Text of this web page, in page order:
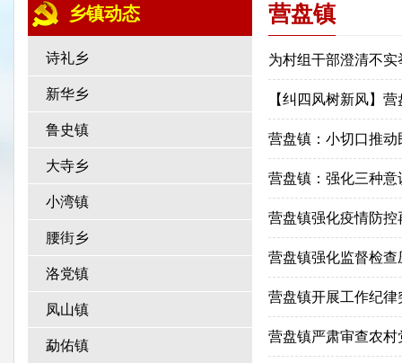
乡镇动态
诗礼乡
新华乡
鲁史镇
大寺乡
小湾镇
腰街乡
洛党镇
凤山镇
勐佑镇
营盘镇
为村组干部澄清不实
【纠四风树新风】
营盘镇：小切口推
营盘镇：强化三种
营盘镇强化疫情防控
营盘镇强化监督检
营盘镇开展工作纪律
营盘镇严肃审查农